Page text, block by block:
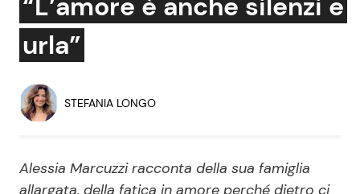
Dal Mondo
Economia
Persone Scomparse
Politica Reality e Talent
urla”
STEFANIA LONGO
Alessia Marcuzzi racconta della sua famiglia
allargata, della fatica in amore perché dietro ci